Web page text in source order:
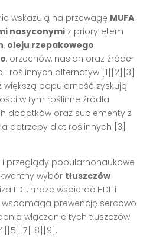
wskazują na przewagę MUFA
nasyconymi z priorytetem
, oleju rzepakowego
, orzechów, nasion oraz źródeł
i roślinnych alternatyw [1][2][3]
popularność zyskują
w tym roślinne źródła
dodatków oraz suplementy z
potrzeby diet roślinnych [3]
i przeglądy popularnonaukowe
wybór tłuszczów
LDL, może wspierać HDL i
prewencję sercowo
włączanie tych tłuszczów